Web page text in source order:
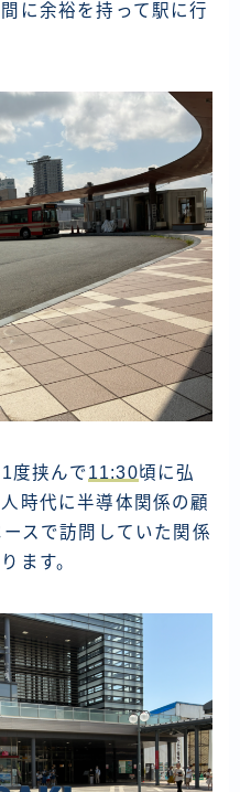
に余裕を持って駅に行
度挟んで11:30頃に弘
時代に半導体関係の顧
スで訪問していた関係
ます。